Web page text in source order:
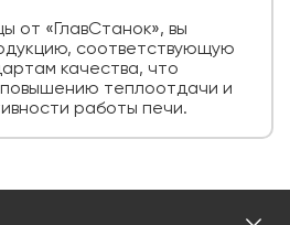
от «ГлавСтанок», вы
соответствующую
качества, что
повышению теплоотдачи и
работы печи.